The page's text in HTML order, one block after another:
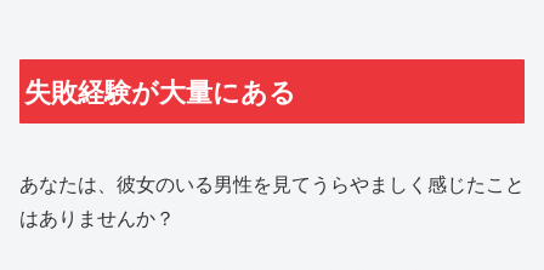
失敗経験が大量にある
あなたは、彼女のいる男性を見てうらやましく感じたこと
はありませんか？